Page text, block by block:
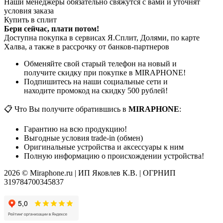
Наши менеджеры обязательно свяжутся с вами и уточнят
условия заказа
Купить в сплит
Бери сейчас, плати потом!
Доступна покупка в сервисах Я.Сплит, Долями, по карте
Халва, а также в рассрочку от банков-партнеров
Обменяйте свой старый телефон на новый и
получите скидку при покупке в MIRAPHONE!
Подпишитесь на наши социальные сети и
находите промокод на скидку 500 рублей!
📋 Что Вы получите обратившись в MIRAPHONE:
Гарантию на всю продукцию!
Выгодные условия trade-in (обмен)
Оригинальные устройства и аксессуары к ним
Полную информацию о происхождении устройства!
2026 © Miraphone.ru | ИП Яковлев К.В. | ОГРНИП
319784700345837